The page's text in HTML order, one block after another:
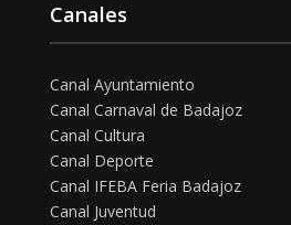
Canales
Canal Ayuntamiento
Canal Carnaval de Badajoz
Canal Cultura
Canal Deporte
Canal IFEBA Feria Badajoz
Canal Juventud